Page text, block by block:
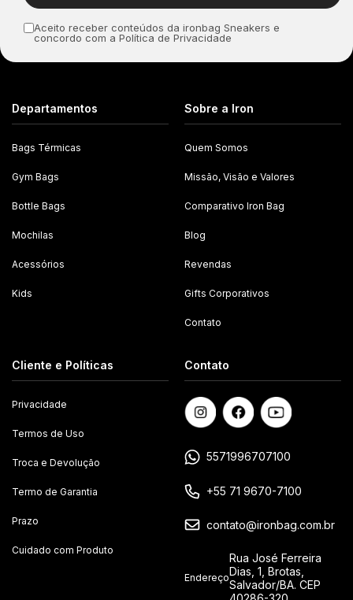
Aceito receber conteúdos da ironbag Sneakers e
concordo com a Política de Privacidade
Departamentos
Bags Térmicas
Gym Bags
Bottle Bags
Mochilas
Acessórios
Kids
Sobre a Iron
Quem Somos
Missão, Visão e Valores
Comparativo Iron Bag
Blog
Revendas
Gifts Corporativos
Contato
Cliente e Políticas
Privacidade
Termos de Uso
Troca e Devolução
Termo de Garantia
Prazo
Cuidado com Produto
Contato
5571996707100
+55 71 9670-7100
contato@ironbag.com.br
Endereço
Rua José Ferreira
Dias, 1, Brotas,
Salvador/BA. CEP